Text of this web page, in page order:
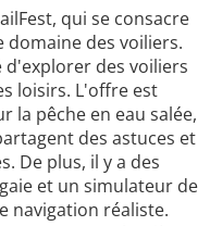
qui se consacre
domaine des voiliers.
des voiliers
loisirs. L'offre est
la pêche en eau salée,
des astuces et
De plus, il y a des
et un simulateur de
navigation réaliste.